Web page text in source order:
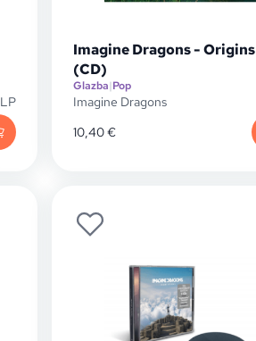
LP
Imagine Dragons - Origins
(CD)
Glazba|Pop
Imagine Dragons
10,40€